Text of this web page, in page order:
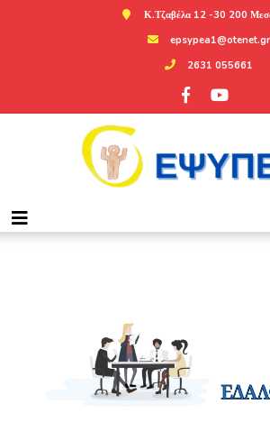
Κ.Τζαβέλα 12 -30 200
epsypea1@otenet.gr
2631 055661